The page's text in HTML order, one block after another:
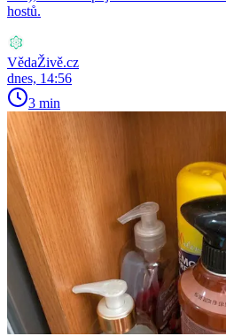
hostů.
VědaŽivě.cz
dnes, 14:56
3 min